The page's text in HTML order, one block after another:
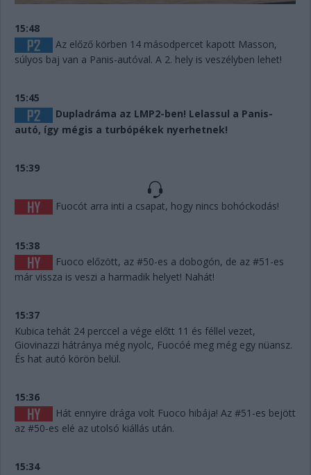
15:48
Az előző körben 14 másodpercet kapott Masson,
súlyos baj van a Panis-autóval. A 2. hely is veszélyben lehet!
15:45
Dupladráma az LMP2-ben! Lelassul a Panis-
autó, így mégis a turbópékek nyerhetnek!
15:39
Fuocót arra inti a csapat, hogy nincs bohóckodás!
15:38
Fuoco előzött, az #50-es a dobogón, de az #51-es
már vissza is veszi a harmadik helyet! Nahát!
15:37
Kubica tehát 24 perccel a vége előtt 11 és féllel vezet,
Giovinazzi hátránya még nyolc, Fuocóé meg még egy nüansz.
És hat autó körön belül.
15:36
Hát ennyire drága volt Fuoco hibája! Az #51-es bejött
az #50-es elé az utolsó kiállás után.
15:34